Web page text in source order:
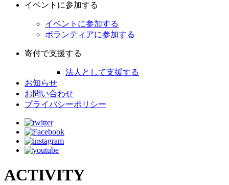
イベントに参加する
イベントに参加する
ボランティアに参加する
寄付で支援する
法人として支援する
お知らせ
お問い合わせ
プライバシーポリシー
ACTIVITY